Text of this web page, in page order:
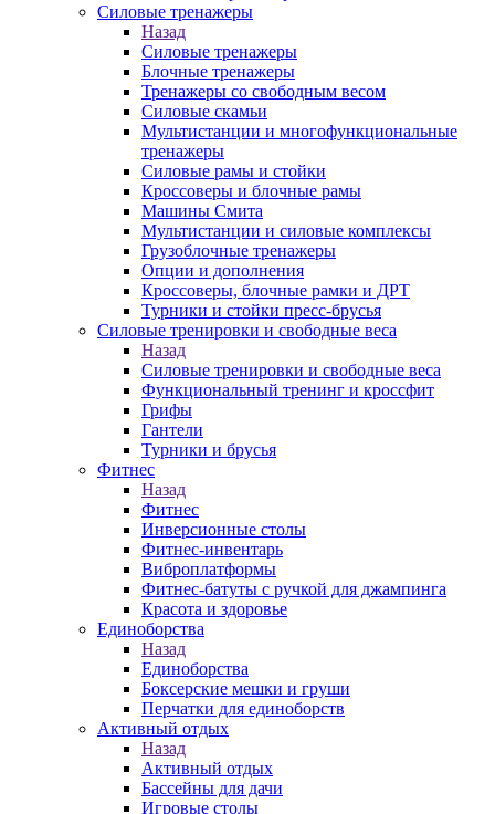
Силовые тренажеры
Назад
Силовые тренажеры
Блочные тренажеры
Тренажеры со свободным весом
Силовые скамьи
Мультистанции и многофункциональные
тренажеры
Силовые рамы и стойки
Кроссоверы и блочные рамы
Машины Смита
Мультистанции и силовые комплексы
Грузоблочные тренажеры
Опции и дополнения
Кроссоверы, блочные рамки и ДРТ
Турники и стойки пресс-брусья
Силовые тренировки и свободные веса
Назад
Силовые тренировки и свободные веса
Функциональный тренинг и кроссфит
Грифы
Гантели
Турники и брусья
Фитнес
Назад
Фитнес
Инверсионные столы
Фитнес-инвентарь
Виброплатформы
Фитнес-батуты с ручкой для джампинга
Красота и здоровье
Единоборства
Назад
Единоборства
Боксерские мешки и груши
Перчатки для единоборств
Активный отдых
Назад
Активный отдых
Бассейны для дачи
Игровые столы